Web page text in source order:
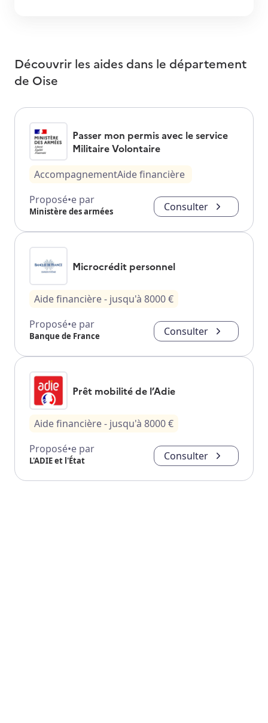
Découvrir les aides dans le département
de Oise
Passer mon permis avec le service
Militaire Volontaire
AccompagnementAide financière
Proposé•e par
Ministère des armées Consulter
Microcrédit personnel
Aide financière- jusqu'à 8000€
Proposé•e par
Banque de France Consulter
Prêt mobilité de l’Adie
Aide financière- jusqu'à 8000€
Proposé•e par
L'ADIE et l'État Consulter